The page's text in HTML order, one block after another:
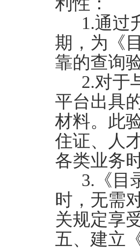
1.通过
期，为《
靠的查询
2.对于
平台出具
材料。此
住证、人
各类业务
3.《目
时，无需
关规定享
五、建立